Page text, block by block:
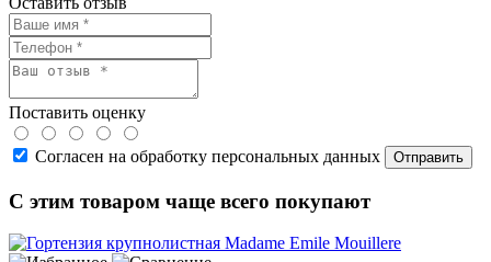
Поставить оценку
Согласен на обработку персональных данных
С этим товаром чаще всего покупают